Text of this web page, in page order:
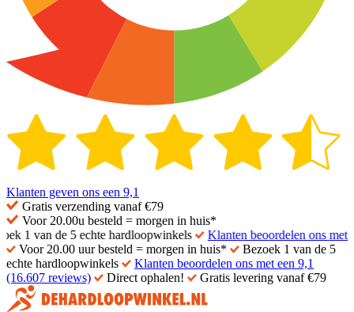
Klanten geven ons een 9,1
Gratis verzending vanaf €79
Voor 20.00u besteld = morgen in huis*
1 van de 5 echte hardloopwinkels
Klanten beoordelen ons met
Voor 20.00 uur besteld = morgen in huis*
Bezoek 1 van de 5
echte hardloopwinkels
Klanten beoordelen ons met een 9,1
(16.607 reviews)
Direct ophalen! Gratis levering vanaf €79